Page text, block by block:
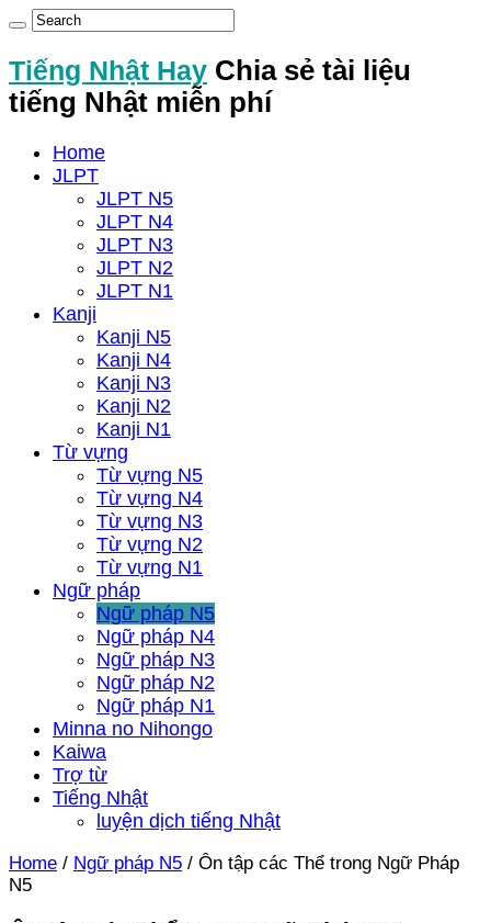
Tiếng Nhật Hay Chia sẻ tài liệu
tiếng Nhật miễn phí
Home
JLPT
JLPT N5
JLPT N4
JLPT N3
JLPT N2
JLPT N1
Kanji
Kanji N5
Kanji N4
Kanji N3
Kanji N2
Kanji N1
Từ vựng
Từ vựng N5
Từ vựng N4
Từ vựng N3
Từ vựng N2
Từ vựng N1
Ngữ pháp
Ngữ pháp N5
Ngữ pháp N4
Ngữ pháp N3
Ngữ pháp N2
Ngữ pháp N1
Minna no Nihongo
Kaiwa
Trợ từ
Tiếng Nhật
luyện dịch tiếng Nhật
Home / Ngữ pháp N5 / Ôn tập các Thể trong Ngữ Pháp
N5